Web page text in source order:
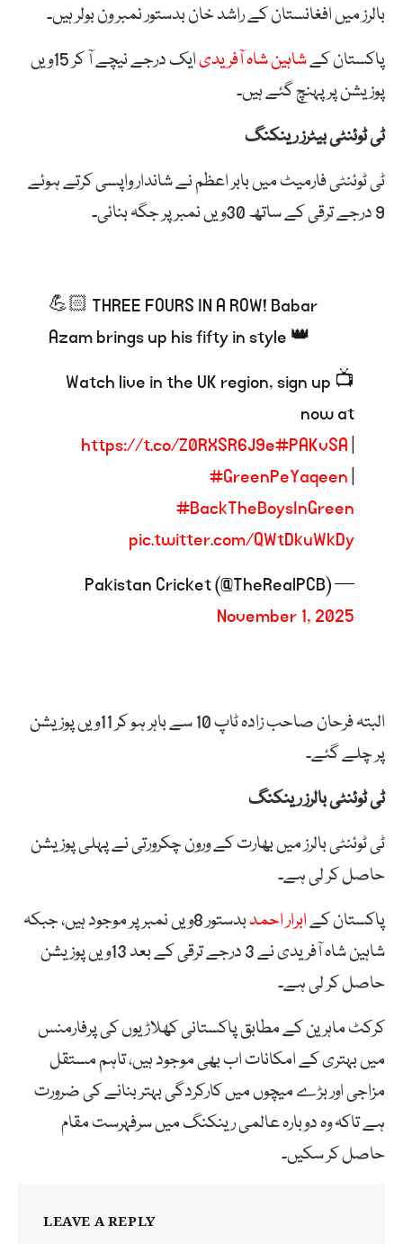
بالرز میں افغانستان کے راشد خان بدستور نمبر ون بولر ہیں۔
پاکستان کےشاہین شاہ آفریدی
ایک درجے نیچے آ کر 15ویں
پوزیشن پر پہنچ گئے ہیں۔
ٹی ٹوئنٹی بیٹرز رینکنگ
ٹی ٹوئنٹی فارمیٹ میں بابر اعظم نے شاندار واپسی کرتے ہوئے
9 درجے ترقی کے ساتھ 30ویں نمبر پر جگہ بنائی۔
💪🏻 THREE FOURS IN A ROW! Babar
Azam brings up his fifty in style 👑
📺 Watch live in the UK region, sign up
now at
https://t.co/Z0RXSR6J9e#PAKvSA
#GreenPeYaqeen
#BackTheBoysInGreen
pic.twitter.com/QWtDkuWkDy
— Pakistan Cricket (@TheRealPCB)
November 1, 2025
البتہ فرحان صاحب زادہ ٹاپ 10 سے باہر ہو کر 11ویں پوزیشن
پر چلے گئے۔
ٹی ٹوئنٹی بالرز رینکنگ
ٹی ٹوئنٹی بالرز میں بھارت کے ورون چکرورتی نے پہلی پوزیشن
حاصل کر لی ہے۔
پاکستان کےابرار احمد
بدستور 8ویں نمبر پر موجود ہیں، جبکہ
شاہین شاہ آفریدی نے 3 درجے ترقی کے بعد 13ویں پوزیشن
حاصل کر لی ہے۔
کرکٹ ماہرین کے مطابق پاکستانی کھلاڑیوں کی پرفارمنس
میں بہتری کے امکانات اب بھی موجود ہیں، تاہم مستقل
مزاجی اور بڑے میچوں میں کارکردگی بہتر بنانے کی ضرورت
ہے تاکہ وہ دوبارہ عالمی رینکنگ میں سرفہرست مقام
حاصل کر سکیں۔
LEAVE A REPLY